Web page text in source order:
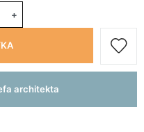
+
architekta